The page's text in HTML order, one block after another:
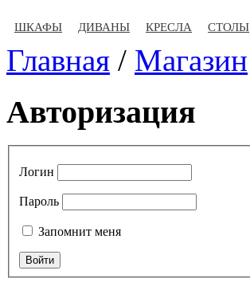
ШКАФЫ ДИВАНЫ КРЕСЛА СТОЛЫ
Главная / Магазин
Авторизация
Логин
Пароль
Запомнит меня